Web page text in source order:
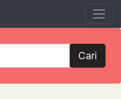
Cari